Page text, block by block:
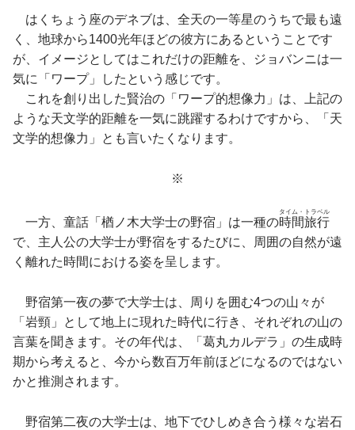
はくちょう座のデネブは、全天の一等星のうちで最も遠
く、地球から1400光年ほどの彼方にあるということです
が、イメージとしてはこれだけの距離を、ジョバンニは一
気に「ワープ」したという感じです。
これを創り出した賢治の「ワープ的想像力」は、上記の
ような天文学的距離を一気に跳躍するわけですから、「天
文学的想像力」とも言いたくなります。
※
一方、童話「楢ノ木大学士の野宿」は一種の時間旅行
タイム・トラベル
で、主人公の大学士が野宿をするたびに、周囲の自然が遠
く離れた時間における姿を呈します。
野宿第一夜の夢で大学士は、周りを囲む4つの山々が
「岩頸」として地上に現れた時代に行き、それぞれの山の
言葉を聞きます。その年代は、「葛丸カルデラ」の生成時
期から考えると、今から数百万年前ほどになるのではない
かと推測されます。
野宿第二夜の大学士は、地下でひしめき合う様々な岩石